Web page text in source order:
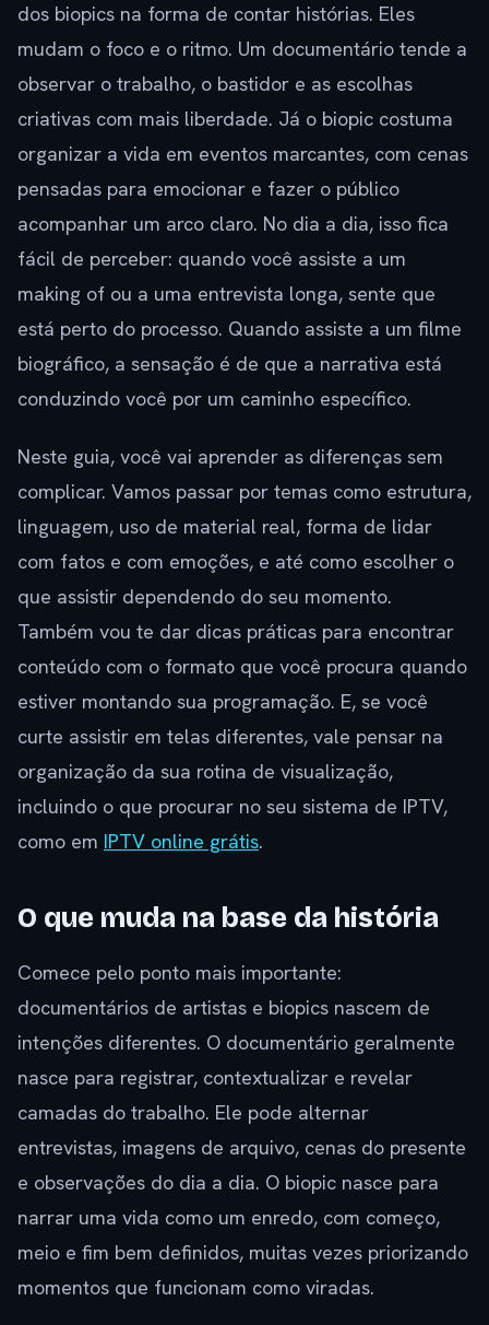
dos biopics na forma de contar histórias. Eles
mudam o foco e o ritmo. Um documentário tende a
observar o trabalho, o bastidor e as escolhas
criativas com mais liberdade. Já o biopic costuma
organizar a vida em eventos marcantes, com cenas
pensadas para emocionar e fazer o público
acompanhar um arco claro. No dia a dia, isso fica
fácil de perceber: quando você assiste a um
making of ou a uma entrevista longa, sente que
está perto do processo. Quando assiste a um filme
biográfico, a sensação é de que a narrativa está
conduzindo você por um caminho específico.
Neste guia, você vai aprender as diferenças sem
complicar. Vamos passar por temas como estrutura,
linguagem, uso de material real, forma de lidar
com fatos e com emoções, e até como escolher o
que assistir dependendo do seu momento.
Também vou te dar dicas práticas para encontrar
conteúdo com o formato que você procura quando
estiver montando sua programação. E, se você
curte assistir em telas diferentes, vale pensar na
organização da sua rotina de visualização,
incluindo o que procurar no seu sistema de IPTV,
como em IPTV online grátis.
O que muda na base da história
Comece pelo ponto mais importante:
documentários de artistas e biopics nascem de
intenções diferentes. O documentário geralmente
nasce para registrar, contextualizar e revelar
camadas do trabalho. Ele pode alternar
entrevistas, imagens de arquivo, cenas do presente
e observações do dia a dia. O biopic nasce para
narrar uma vida como um enredo, com começo,
meio e fim bem definidos, muitas vezes priorizando
momentos que funcionam como viradas.